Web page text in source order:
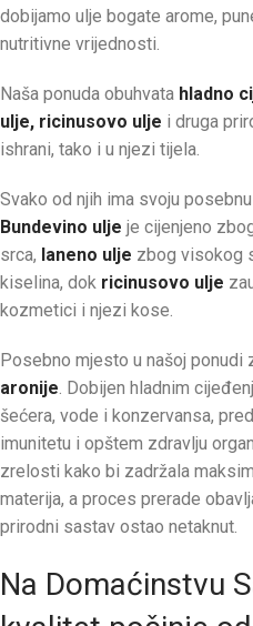
dobijamo ulje bogate arome,
nutritivne vrijednosti.
Naša ponuda obuhvata hladno
ulje, ricinusovo ulje i druga
ishrani, tako i u njezi tijela.
Svako od njih ima svoju
Bundevino ulje je cijenjeno
srca, laneno ulje zbog visokog
kiselina, dok ricinusovo ulje
kozmetici i njezi kose.
Posebno mjesto u našoj ponudi
aronije . Dobijen hladnim
šećera, vode i konzervansa,
imunitetu i opštem zdravlju
zrelosti kako bi zadržala
materija, a proces prerade
prirodni sastav ostao netaknut.
Na Domaćinstvu